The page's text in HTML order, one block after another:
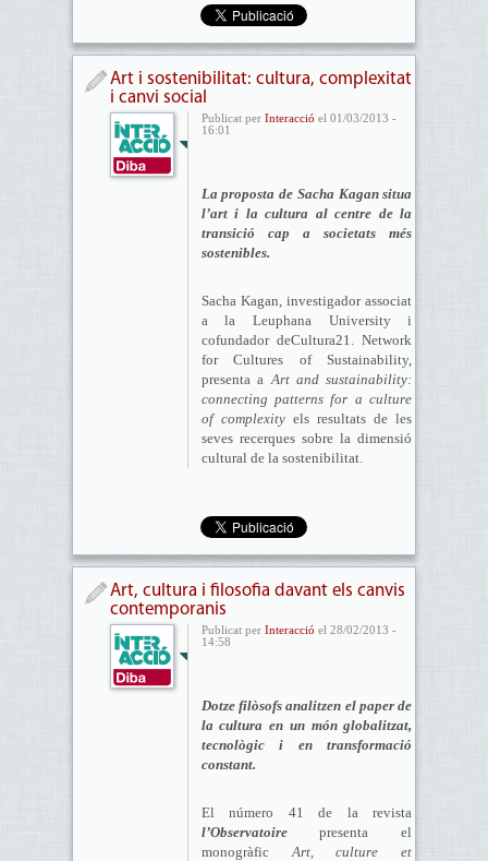
Art i sostenibilitat: cultura, complexitat
i canvi social
Publicat per Interacció el 01/03/2013 -
16:01
La proposta de Sacha Kagan situa
l’art i la cultura al centre de la
transició cap a societats més
sostenibles.
Sacha Kagan, investigador associat
a la Leuphana University i
cofundador deCultura21. Network
for Cultures of Sustainability,
presenta aArt and sustainability:
connecting patterns for a culture
of complexityels resultats de les
seves recerques sobre la dimensió
cultural de la sostenibilitat.
Art, cultura i filosofia davant els canvis
contemporanis
Publicat per Interacció el 28/02/2013 -
14:58
Dotze filòsofs analitzen el paper de
la cultura en un món globalitzat,
tecnològic i en transformació
constant.
El número 41 de la revista
l’Observatoirepresenta el
monogràficArt, culture et